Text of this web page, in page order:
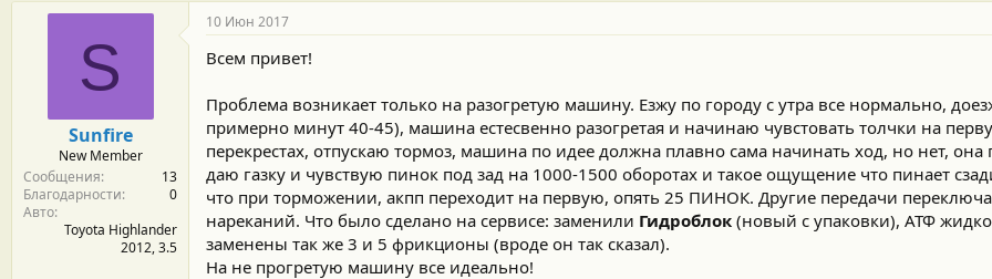
т
а
л
а
S
Sunfire
New Member
Сообщения
13
Благодарности
0
Авто
Toyota Highlander
2012, 3.5
10 Июн 2017
Всем привет!
Проблема возникает только на разогретую машину. Езжу по городу c утра все нормально,
примерно минут 40-45), машина естесвенно разогретая и начинаю чувстовать толчки на
перекрестах, отпускаю тормоз, машина по идее должна плавно сама начинать ход, но нет, она
даю газку и чувствую пинок под зад на 1000-1500 оборотах и такое ощущение что пинает
что при торможении, акпп переходит на первую, опять 25 ПИНОК. Другие передачи
нареканий. Что было сделано на сервисе: заменили Гидроблок (новый с упаковки), АТФ
заменены так же 3 и 5 фрикционы (вроде он так сказал).
На не прогретую машину все идеально!